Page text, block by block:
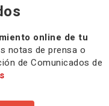
online de tu
notas de prensa o
de Comunicados de